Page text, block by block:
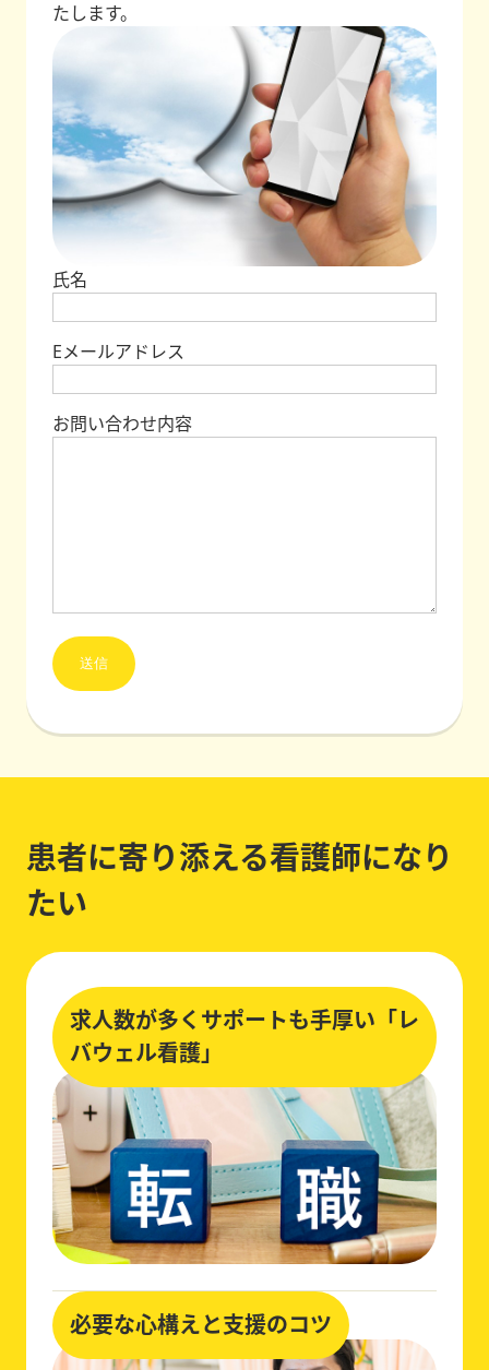
たします。
氏名
Eメールアドレス
お問い合わせ内容
患者に寄り添える看護師になり
たい
求人数が多くサポートも手厚い「レ
バウェル看護」
必要な心構えと支援のコツ